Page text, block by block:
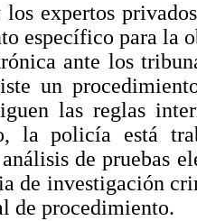
expertos
específico para la
ante los
un
las reglas
la policía está
de pruebas
de investigación
de procedimiento.